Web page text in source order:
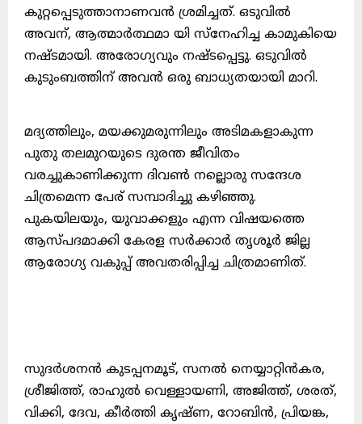
കുറ്റപ്പെടുത്താനാണവൻ ശ്രമിച്ചത്. ഒടുവിൽ
അവന്, ആത്മാർത്ഥമാ യി സ്നേഹിച്ച കാമുകിയെ
നഷ്ടമായി. അരോഗ്യവും നഷ്ടപ്പെട്ടു. ഒടുവിൽ
കുടുംബത്തിന് അവൻ ഒരു ബാധ്യതയായി മാറി.
മദ്യത്തിലും, മയക്കുമരുന്നിലും അടിമകളാകുന്ന
പുതു തലമുറയുടെ ദുരന്ത ജീവിതം
വരച്ചുകാണിക്കുന്ന ദിവൺ നല്ലൊരു സന്ദേശ
ചിത്രമെന്ന പേര് സമ്പാദിച്ചു കഴിഞ്ഞു.
പുകയിലയും, യുവാക്കളും എന്ന വിഷയത്തെ
ആസ്പദമാക്കി കേരള സർക്കാർ തൃശൂർ ജില്ല
ആരോഗ്യ വകുപ്പ് അവതരിപ്പിച്ച ചിത്രമാണിത്.
സുദർശനൻ കുടപ്പനമൂട്, സനൽ നെയ്യാറ്റിൻകര,
ശ്രീജിത്ത്, രാഹുൽ വെള്ളായണി, അജിത്ത്, ശരത്,
വിക്കി, ദേവ, കീർത്തി കൃഷ്ണ, റോബിൻ, പ്രിയങ്ക,